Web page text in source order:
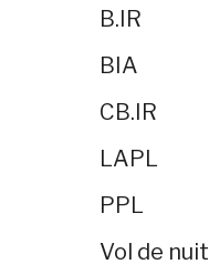
B.IR
BIA
CB.IR
LAPL
PPL
Vol de nuit